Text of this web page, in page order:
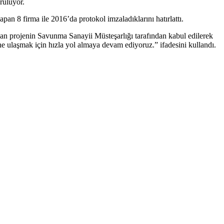
8 firma ile 2016’da protokol imzaladıklarını hatırlattı.
projenin Savunma Sanayii Müsteşarlığı tarafından kabul edilerek
ulaşmak için hızla yol almaya devam ediyoruz.” ifadesini kullandı.